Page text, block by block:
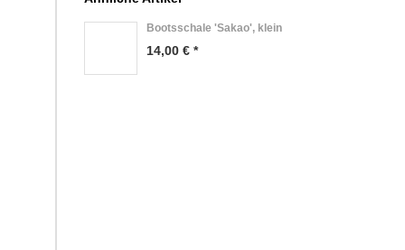
Bootsschale 'Sakao', klein
14,00 € *